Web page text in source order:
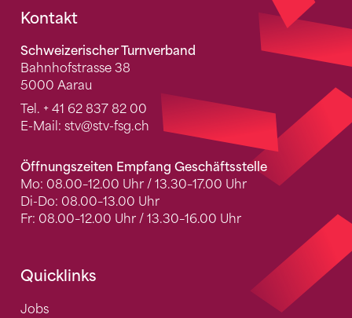
Fusszeile
Kontakt
Schweizerischer Turnverband
Bahnhofstrasse 38
5000 Aarau
Tel. + 41 62 837 82 00
E-Mail: stv@stv-fsg.ch
Öffnungszeiten Empfang Geschäftsstelle
Mo: 08.00–12.00 Uhr / 13.30–17.00 Uhr
Di-Do: 08.00–13.00 Uhr
Fr: 08.00–12.00 Uhr / 13.30–16.00 Uhr
Quicklinks
Jobs